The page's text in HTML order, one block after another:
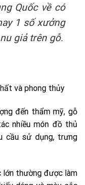
Quốc về có
1 số xưởng
giả trên gỗ.
đến thẩm mỹ, gỗ
nhiều món đồ thủ
cầu sử dụng, trưng
lớn thường được làm